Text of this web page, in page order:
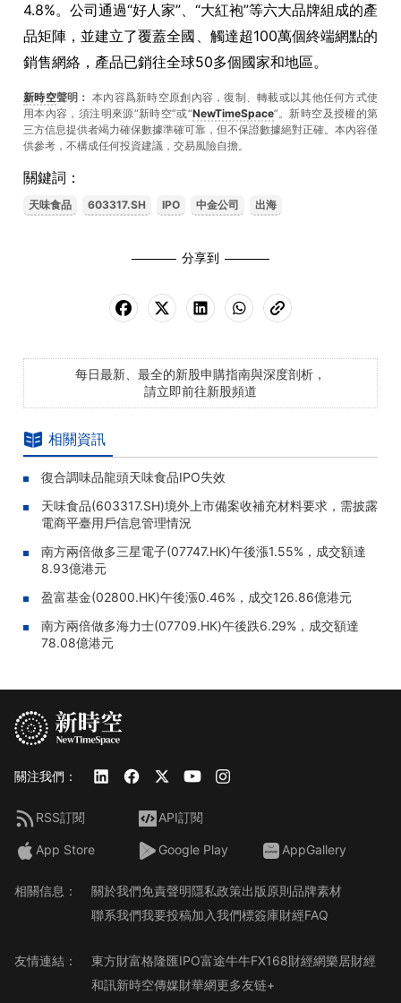
4.8%。公司通過“好人家”、“大紅袍”等六大品牌組成的產
品矩陣，並建立了覆蓋全國、觸達超100萬個終端網點的
銷售網絡，產品已銷往全球50多個國家和地區。
新時空聲明： 本內容爲新時空原創內容，復制、轉載或以其他任何方式使
用本內容，須注明來源“新時空”或“NewTimeSpace”。新時空及授權的第
三方信息提供者竭力確保數據準確可靠，但不保證數據絕對正確。本內容僅
供參考，不構成任何投資建議，交易風險自擔。
關鍵詞：
天味食品 603317.SH IPO 中金公司 出海
分享到
每日最新、最全的新股申購指南與深度剖析，
請立即前往新股頻道
相關資訊
復合調味品龍頭天味食品IPO失效
天味食品(603317.SH)境外上市備案收補充材料要求，需披露
電商平臺用戶信息管理情況
南方兩倍做多三星電子(07747.HK)午後漲1.55%，成交額達
8.93億港元
盈富基金(02800.HK)午後漲0.46%，成交126.86億港元
南方兩倍做多海力士(07709.HK)午後跌6.29%，成交額達
78.08億港元
關注我們：
RSS訂閱 API訂閱
App Store Google Play AppGallery
相關信息： 關於我們免責聲明隱私政策出版原則品牌素材
聯系我們我要投稿加入我們標簽庫財經FAQ
友情連結： 東方財富格隆匯IPO富途牛牛FX168財經網樂居財經
和訊新時空傳媒財華網更多友链+